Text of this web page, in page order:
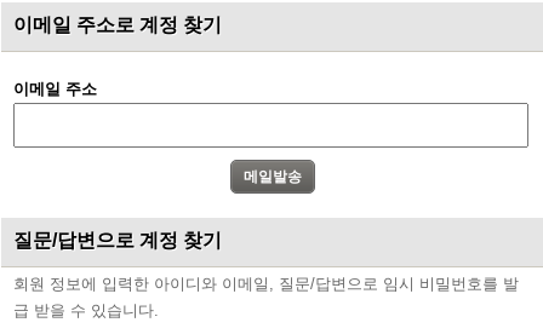
이메일 주소로 계정 찾기
이메일 주소
질문/답변으로 계정 찾기
회원 정보에 입력한 아이디와 이메일, 질문/답변으로 임시 비밀번호를 발
급 받을 수 있습니다.